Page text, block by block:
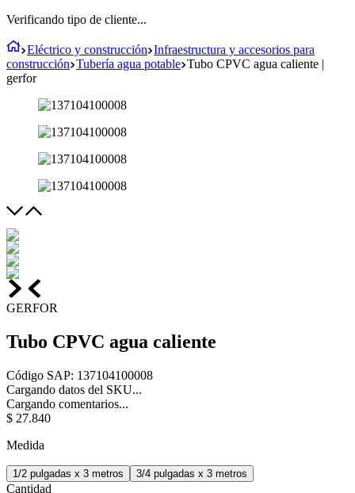
Verificando tipo de cliente...
Eléctrico y construcción Infraestructura y accesorios para
construcción Tubería agua potable Tubo CPVC agua caliente |
gerfor
GERFOR
Tubo CPVC agua caliente
Código SAP: 137104100008
Cargando datos del SKU...
Cargando comentarios...
$ 27.840
Medida
1/2 pulgadas x 3 metros 3/4 pulgadas x 3 metros
Cantidad